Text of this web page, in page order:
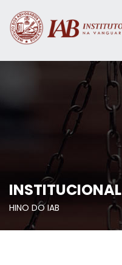
INSTITUCIONAL
HINO DO IAB